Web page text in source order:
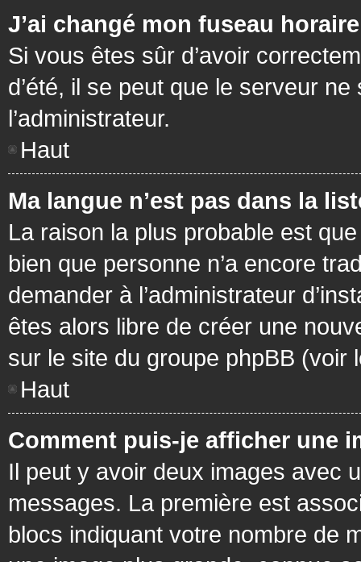
J’ai changé mon fuseau
Si vous êtes sûr d’avoir
d’été, il se peut que le serveur
l’administrateur.
Haut
Ma langue n’est pas dans la
La raison la plus probable est
bien que personne n’a encore
demander à l’administrateur
êtes alors libre de créer une
sur le site du groupe phpBB (voir
Haut
Comment puis-je afficher une
Il peut y avoir deux images avec
messages. La première est
blocs indiquant votre nombre de